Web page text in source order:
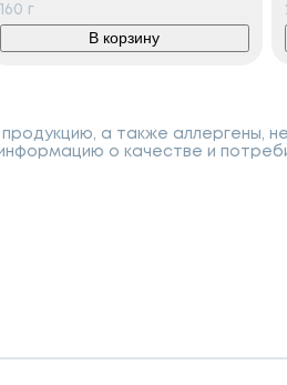
160 г
В корзину
а также аллергены,
о качестве и